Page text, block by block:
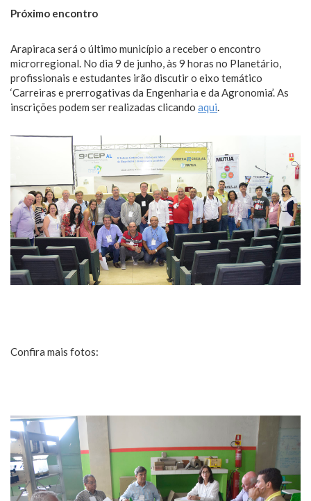
Próximo encontro
Arapiraca será o último município a receber o encontro
microrregional. No dia 9 de junho, às 9 horas no Planetário,
profissionais e estudantes irão discutir o eixo temático
‘Carreiras e prerrogativas da Engenharia e da Agronomia’. As
inscrições podem ser realizadas clicando aqui.
Confira mais fotos: